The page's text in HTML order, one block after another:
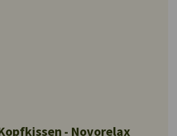
- Novorelax